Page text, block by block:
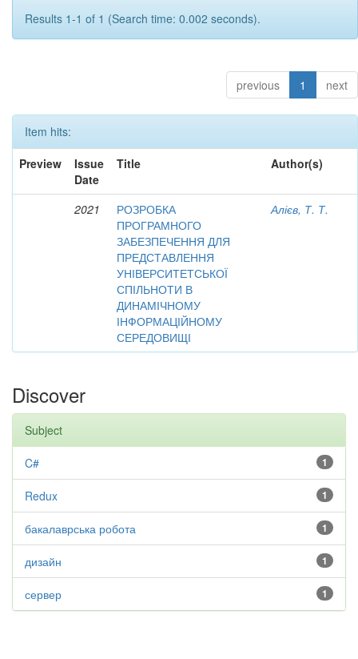
Results 1-1 of 1 (Search time: 0.002 seconds).
previous 1 next
Item hits:
Preview
Issue
Date
Title Author(s)
2021
РОЗРОБКА
ПРОГРАМНОГО
ЗАБЕЗПЕЧЕННЯ ДЛЯ
ПРЕДСТАВЛЕННЯ
УНІВЕРСИТЕТСЬКОЇ
СПІЛЬНОТИ В
ДИНАМІЧНОМУ
ІНФОРМАЦІЙНОМУ
СЕРЕДОВИЩІ
Алієв, Т. Т.
Discover
Subject
1
C#
1
Redux
1
бакалаврська робота
1
дизайн
1
сервер